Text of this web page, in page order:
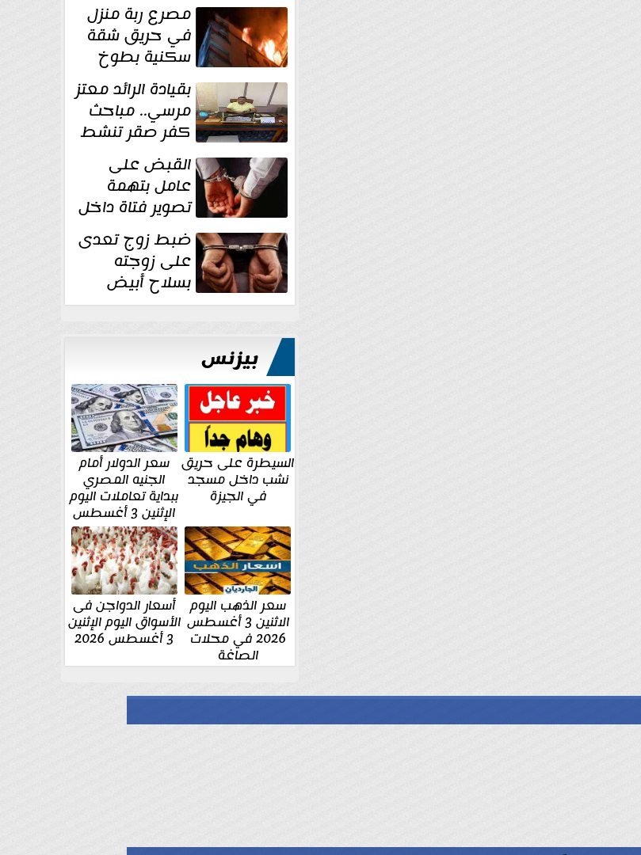
مصرع ربة منزل
في حريق شقة
سكنية بطوخ
بقيادة الرائد معتز
مرسي.. مباحث
كفر صقر تنشط
بقوة وتوجه
ضربات أمنية... القبض على
عامل بتهمة
تصوير فتاة داخل
غرفة تغيير
الملابس بمحل في...ضبط زوج تعدى
على زوجته
بسلاح أبيض
وأصابها بجرح
بيزنس
السيطرة على حريق
نشب داخل مسجد
في الجيزة
سعر الدولار أمام
الجنيه المصري
ببداية تعاملات اليوم
الإثنين 3 أغسطس
سعر الذهب اليوم
الاثنين 3 أغسطس
2026 في محلات
الصاغة
أسعار الدواجن فى
الأسواق اليوم الإثنين
3 أغسطس 2026